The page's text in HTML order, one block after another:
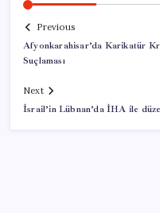
Previous
Afyonkarahisar’da Karikatür
Suçlaması
Next
İsrail’in Lübnan’da İHA ile